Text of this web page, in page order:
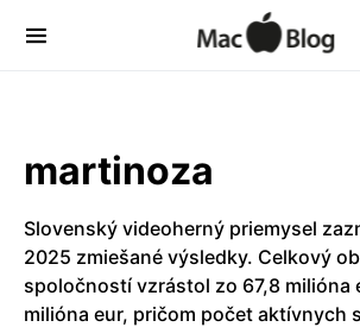
martinoza
Slovenský videoherný priemysel
2025 zmiešané výsledky. Celkový
spoločností vzrástol zo 67,8 milióna
milióna eur, pričom počet aktívnych